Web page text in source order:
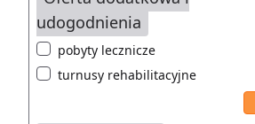
udogodnienia
pobyty lecznicze
turnusy rehabilitacyjne